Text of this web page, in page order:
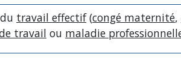
travail effectif(congé maternité,
travail ou maladie